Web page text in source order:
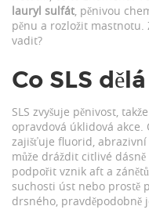
lauryl sulfát, pěnivou
pěnu a rozložit
vadit?
Co SLS
SLS zvyšuje pěnivost,
opravdová úklidová akce.
zajišťuje fluorid, abrazivní
může dráždit citlivé
podpořit vznik aft a
suchosti úst nebo prostě
drsného, pravděpodobně